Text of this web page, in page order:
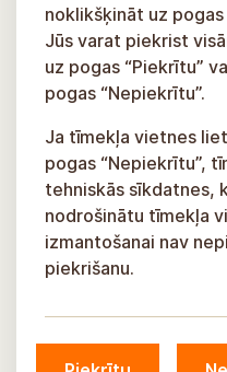
noklikšķināt uz pogas
Jūs varat piekrist
uz pogas “Piekrītu”
pogas “Nepiekrītu”.
Ja tīmekļa vietnes
pogas “Nepiekrītu”,
tehniskās sīkdatnes,
nodrošinātu tīmekļa
izmantošanai nav
piekrišanu.